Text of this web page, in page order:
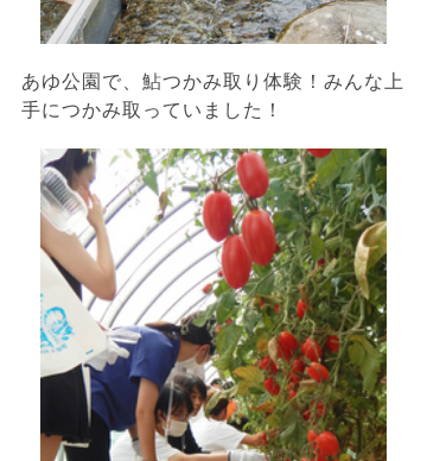
あゆ公園で、鮎つかみ取り体験！みんな上
手につかみ取っていました！